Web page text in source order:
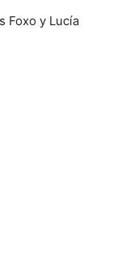
Foxo y Lucía